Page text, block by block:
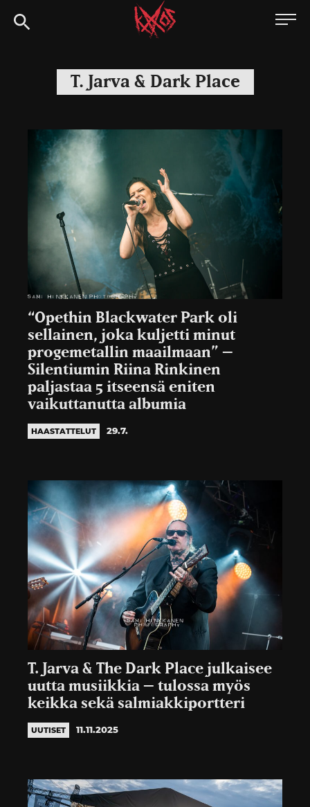
Siirry
suoraan
Kaaoszine
T. Jarva & Dark Place
“Opethin Blackwater Park oli
sellainen, joka kuljetti minut
progemetallin maailmaan” –
Silentiumin Riina Rinkinen
paljastaa 5 itseensä eniten
vaikuttanutta albumia
HAASTATTELUT 29.7.
T. Jarva & The Dark Place julkaisee
uutta musiikkia – tulossa myös
keikka sekä salmiakkiportteri
UUTISET 11.11.2025